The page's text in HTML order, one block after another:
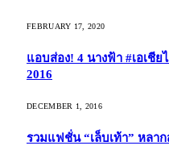
FEBRUARY 17, 2020
แอบส่อง! 4 นางฟ้า #เอเชีย
2016
DECEMBER 1, 2016
รวมแฟชั่น “เล็บเท้า” หลา